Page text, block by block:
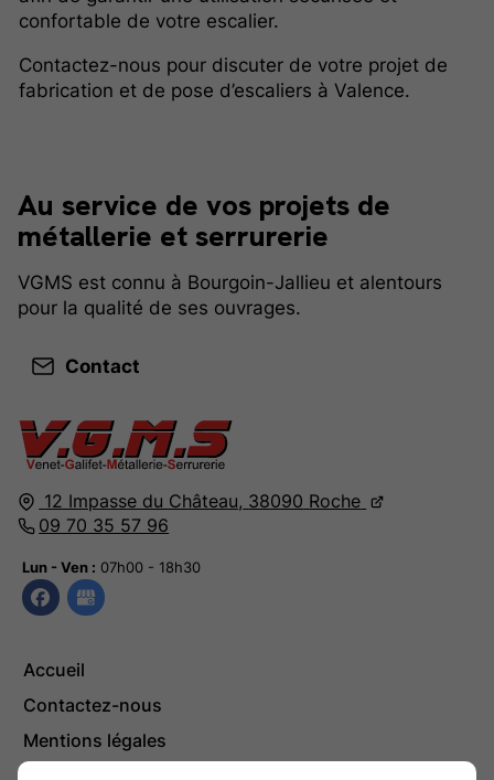
confortable de votre escalier.
Contactez-nous pour discuter de votre projet de
fabrication et de pose d’escaliers à Valence.
12 Impasse du Château, 38090 Roche
09 70 35 57 96
Lun - Ven : 07h00 - 18h30
Accueil
Contactez-nous
Mentions légales
Au service de vos projets de
métallerie et serrurerie
VGMS est connu à Bourgoin-Jallieu et alentours
pour la qualité de ses ouvrages.
Contact